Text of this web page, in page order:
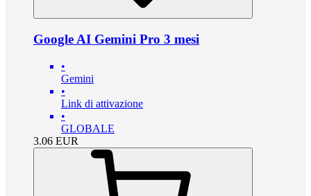
Google AI Gemini Pro 3 mesi
•
Gemini
•
Link di attivazione
•
GLOBALE
3.06 EUR